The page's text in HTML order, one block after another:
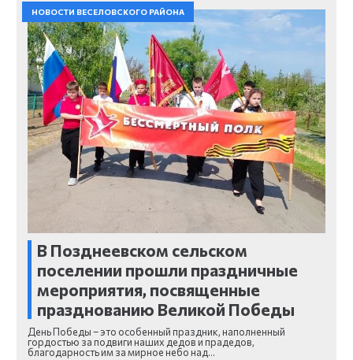
НОВОСТИ ВЕСЕЛОВСКОГО РАЙОНА
В Позднеевском сельском
поселении прошли праздничные
мероприятия, посвященные
празднованию Великой Победы
День Победы – это особенный праздник, наполненный
гордостью за подвиги наших дедов и прадедов,
благодарность им за мирное небо над…